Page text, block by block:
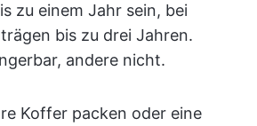
zu einem Jahr sein, bei
bis zu drei Jahren.
andere nicht.
Koffer packen oder eine